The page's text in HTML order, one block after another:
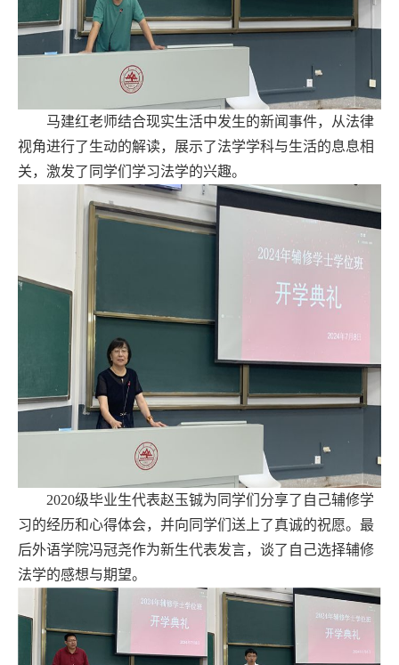
马建红老师结合现实生活中发生的新闻事件，从法律
视角进行了生动的解读，展示了法学学科与生活的息息相
关，激发了同学们学习法学的兴趣。
2020级毕业生代表赵玉铖为同学们分享了自己辅修学
习的经历和心得体会，并向同学们送上了真诚的祝愿。最
后外语学院冯冠尧作为新生代表发言，谈了自己选择辅修
法学的感想与期望。